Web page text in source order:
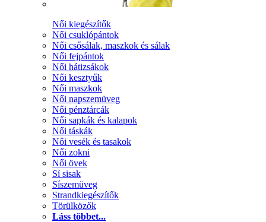
Női kiegészítők
Női csuklópántok
Női csősálak, maszkok és sálak
Női fejpántok
Női hátizsákok
Női kesztyűk
Női maszkok
Női napszemüveg
Női pénztárcák
Női sapkák és kalapok
Női táskák
Női vesék és tasakok
Női zokni
Női övek
Sí sisak
Síszemüveg
Strandkiegészítők
Törülközők
Láss többet...